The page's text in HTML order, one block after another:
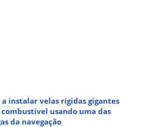
a instalar velas rígidas gigantes
usando uma das
da navegação